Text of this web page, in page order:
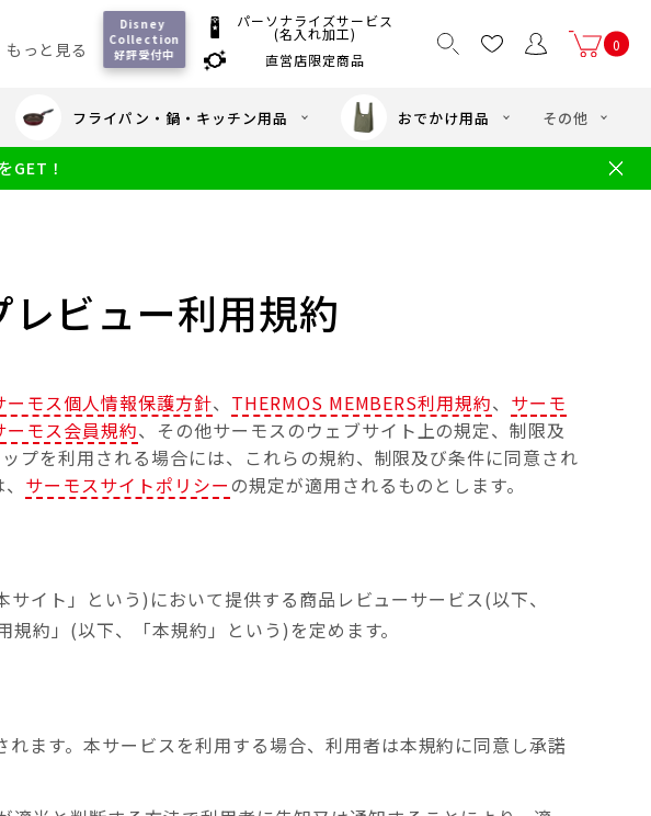
もっと見る
以上送料無料
サーモスのeギフト
ギフトのご案内
Disney
Collection
好評受付中
パーソナライズサービス
(名入れ加工)
直営店限定商品
け水筒
0
フライパン・鍋・キッチン用品 おでかけ用品 その他
GET！
ビュー利用規約
ーモス個人情報保護方針、 THERMOS MEMBERS利用規約、 サーモ
ーモス会員規約、その他サーモスのウェブサイト上の規定、制限及
プを利用される場合には、これらの規約、制限及び条件に同意され
サーモスサイトポリシー の規定が適用されるものとします。
イト」という)において提供する商品レビューサービス(以下、
約」(以下、「本規約」という)を定めます。
ます。本サービスを利用する場合、利用者は本規約に同意し承諾